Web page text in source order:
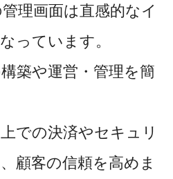
理画面は直感的なイ
っています。
築や運営・管理を簡
での決済やセキュリ
顧客の信頼を高めま